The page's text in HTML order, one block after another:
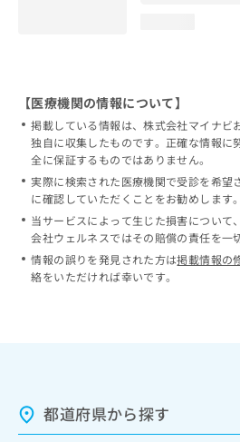
【医療機関の情報について】
掲載している情報は、株式会社マイナビ
独自に収集したものです。正確な情報に
全に保証するものではありません。
実際に検索された医療機関で受診を希望
に確認していただくことをお勧めします。
当サービスによって生じた損害について
会社ウェルネスではその賠償の責任を一
情報の誤りを発見された方は掲載情報の
絡をいただければ幸いです。
都道府県から探す